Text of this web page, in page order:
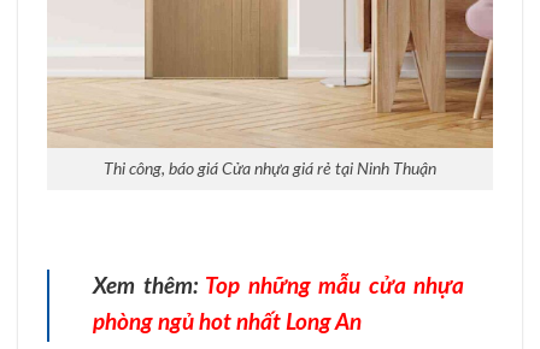
Thi công, báo giá Cửa nhựa giá rẻ tại Ninh Thuận
Xem thêm: Top những mẫu cửa nhựa
phòng ngủ hot nhất Long An